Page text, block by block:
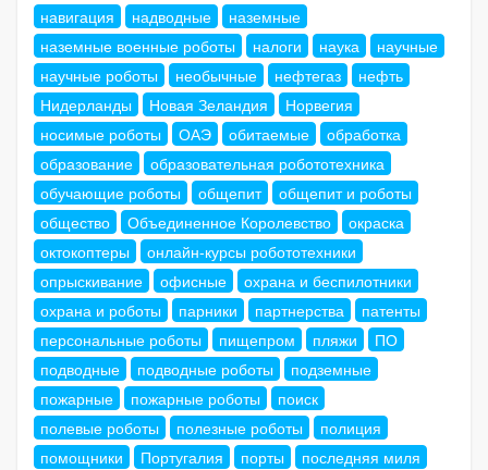
навигация
надводные
наземные
наземные военные роботы
налоги наука
научные
научные роботы
необычные нефтегаз
нефть
Нидерланды
Новая Зеландия
Норвегия
носимые роботы
ОАЭ обитаемые
обработка
образование
образовательная робототехника
обучающие роботы
общепит
общепит и роботы
общество
Объединенное Королевство
окраска
октокоптеры
онлайн-курсы робототехники
опрыскивание
офисные
охрана и беспилотники
охрана и роботы
парники партнерства
патенты
персональные роботы
пищепром пляжи
ПО
подводные
подводные роботы
подземные
пожарные
пожарные роботы
поиск
полевые роботы
полезные роботы
полиция
помощники
Португалия порты
последняя миля